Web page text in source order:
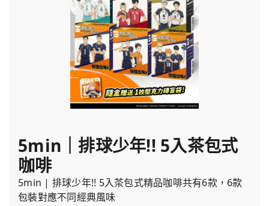
5min｜排球少年!! 5入茶包式
咖啡
5min | 排球少年!! 5入茶包式精品咖啡共有6款，6款
包裝對應不同經典風味